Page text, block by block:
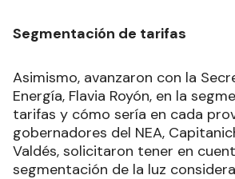
Segmentación de tarifas
Asimismo, avanzaron con la
Energía, Flavia Royón, en la
tarifas y cómo sería en cada
gobernadores del NEA,
Valdés, solicitaron tener en
segmentación de la luz